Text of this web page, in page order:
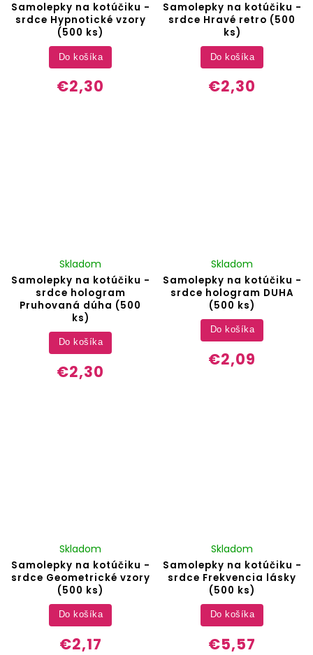
Samolepky na kotúčiku -
srdce Hypnotické vzory
(500 ks)
€2,30
Do košíka
Samolepky na kotúčiku -
srdce Hravé retro (500
ks)
€2,30
Do košíka
Samolepky na kotúčiku -
srdce hologram
Pruhovaná dúha (500
ks)
Skladom
€2,30
Do košíka
Samolepky na kotúčiku -
srdce hologram DUHA
(500 ks)
Skladom
€2,09
Do košíka
Samolepky na kotúčiku -
srdce Geometrické vzory
(500 ks)
Skladom
€2,17
Do košíka
Samolepky na kotúčiku -
srdce Frekvencia lásky
(500 ks)
Skladom
€5,57
Do košíka